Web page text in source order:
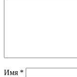
Имя *